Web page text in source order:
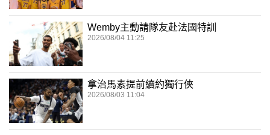
Wemby主動請隊友赴法國特訓
2026/08/04 11:25
拿治馬素提前續約獨行俠
2026/08/03 11:04